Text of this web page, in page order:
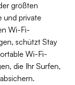
größten
und private
Wi-Fi-
schützt Stay
Wi-Fi-
die Ihr Surfen,